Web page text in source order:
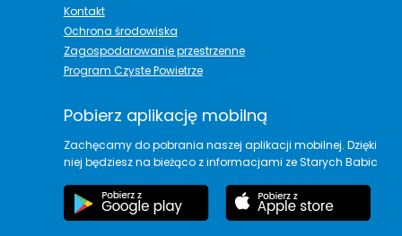
Kontakt
Ochrona środowiska
Zagospodarowanie przestrzenne
Program Czyste Powietrze
Pobierz aplikację mobilną
Zachęcamy do pobrania naszej aplikacji mobilnej. Dzięki
niej będziesz na bieżąco z informacjami ze Starych Babic